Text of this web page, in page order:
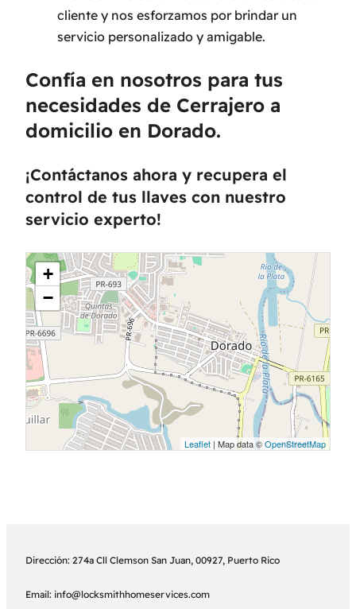
cliente y nos esforzamos por brindar un
servicio personalizado y amigable.
Confía en nosotros para tus
necesidades de Cerrajero a
domicilio en Dorado.
¡Contáctanos ahora y recupera el
control de tus llaves con nuestro
servicio experto!
+
−
Leaflet | Map data ©OpenStreetMap
Dirección: 274a Cll Clemson San Juan, 00927, Puerto Rico
Email: info@locksmithhomeservices.com